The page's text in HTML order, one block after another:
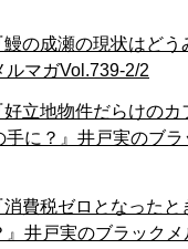
鰻の成瀬の現状はど
ルマガVol.739-2/2
好立地物件だらけの
手に？』井戸実のブ
消費税ゼロとなった
』井戸実のブラック